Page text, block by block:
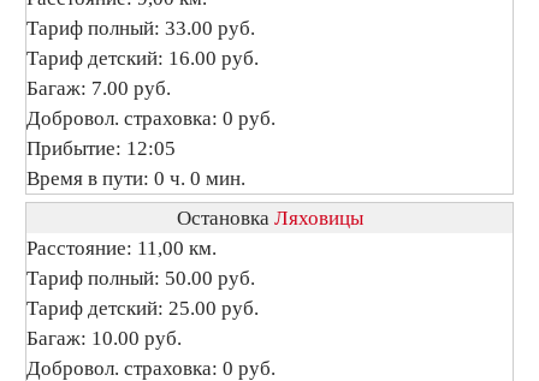
Тариф полный: 33.00 руб.
Тариф детский: 16.00 руб.
Багаж: 7.00 руб.
Добровол. страховка: 0 руб.
Прибытие: 12:05
Время в пути: 0 ч. 0 мин.
Остановка Ляховицы
Расстояние: 11,00 км.
Тариф полный: 50.00 руб.
Тариф детский: 25.00 руб.
Багаж: 10.00 руб.
Добровол. страховка: 0 руб.